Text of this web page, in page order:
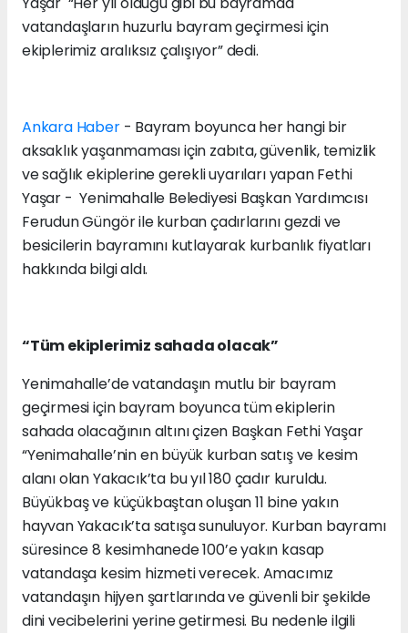
vatandaşların huzurlu bayram geçirmesi için
ekiplerimiz aralıksız çalışıyor” dedi.
Ankara Haber- Bayram boyunca her hangi bir
aksaklık yaşanmaması için zabıta, güvenlik, temizlik
ve sağlık ekiplerine gerekli uyarıları yapan Fethi
Yaşar - Yenimahalle Belediyesi Başkan Yardımcısı
Ferudun Güngör ile kurban çadırlarını gezdi ve
besicilerin bayramını kutlayarak kurbanlık fiyatları
hakkında bilgi aldı.
“Tüm ekiplerimiz sahada olacak”
Yenimahalle’de vatandaşın mutlu bir bayram
geçirmesi için bayram boyunca tüm ekiplerin
sahada olacağının altını çizen Başkan Fethi Yaşar
“Yenimahalle’nin en büyük kurban satış ve kesim
alanı olan Yakacık’ta bu yıl 180 çadır kuruldu.
Büyükbaş ve küçükbaştan oluşan 11 bine yakın
hayvan Yakacık’ta satışa sunuluyor. Kurban bayramı
süresince 8 kesimhanede 100’e yakın kasap
vatandaşa kesim hizmeti verecek. Amacımız
vatandaşın hijyen şartlarında ve güvenli bir şekilde
dini vecibelerini yerine getirmesi. Bu nedenle ilgili